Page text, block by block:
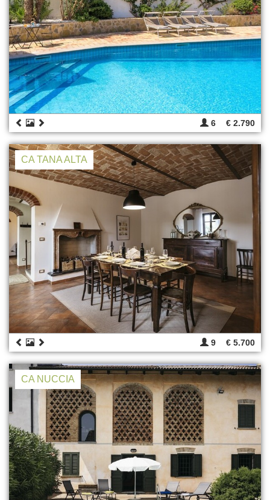
6 € 2.790
CA TANA ALTA
9 € 5.700
CA NUCCIA